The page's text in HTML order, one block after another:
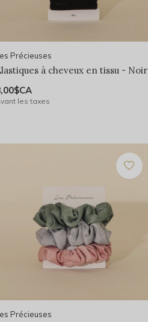
Précieuses
à cheveux en tissu - Noir
les taxes
Précieuses